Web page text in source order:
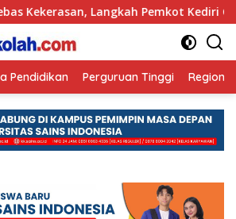
Langkah Pemkot Kediri Ciptakan
Pendidikan Perguruan Tinggi Regional